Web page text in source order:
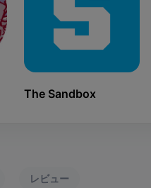
The Sandbox
レビュー